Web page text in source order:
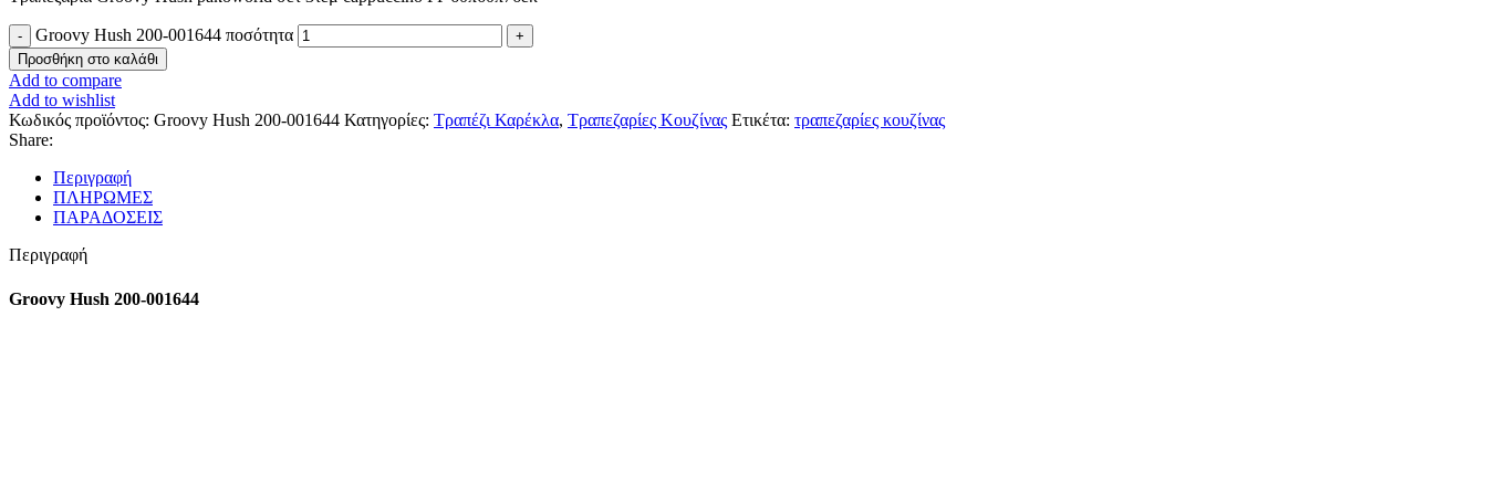
Groovy Hush 200-001644 ποσότητα
Προσθήκη στο καλάθι
Add to compare
Add to wishlist
Κωδικός προϊόντος: Groovy Hush 200-001644 Κατηγορίες: Τραπέζι Καρέκλα, Τραπεζαρίες Κουζίνας Ετικέτα: τραπεζαρίες κουζίνας
Share:
Περιγραφή
ΠΛΗΡΩΜΕΣ
ΠΑΡΑΔΟΣΕΙΣ
Περιγραφή
Groovy Hush 200-001644